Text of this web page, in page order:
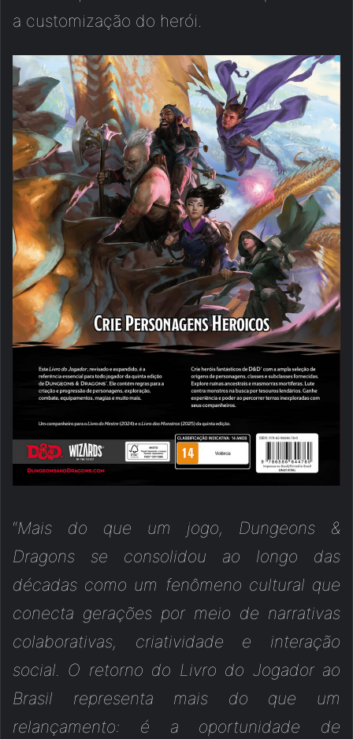
a customização do herói.
“Mais do que um jogo, Dungeons &
Dragons se consolidou ao longo das
décadas como um fenômeno cultural que
conecta gerações por meio de narrativas
colaborativas, criatividade e interação
social. O retorno do Livro do Jogador ao
Brasil representa mais do que um
relançamento: é a oportunidade de